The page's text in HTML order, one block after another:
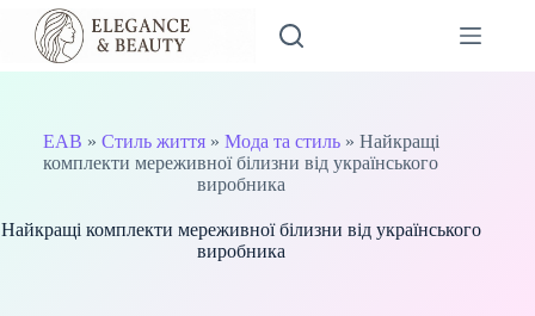
Перейти
вмісту
EAB » Стиль життя» Мода та стиль» Найкращі
комплекти мереживної білизни від українського
виробника
Найкращі комплекти мереживної білизни від українського
виробника